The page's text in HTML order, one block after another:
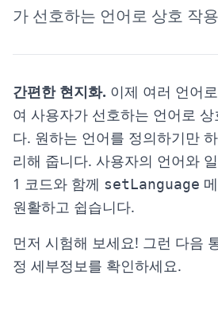
가 선호하는 언어로 상호 작
간편한 현지화. 이제 여러 언어
여 사용자가 선호하는 언어로
다. 원하는 언어를 정의하기만
리해 줍니다. 사용자의 언어와
1 코드와 함께 setLanguage
원활하고 쉽습니다.
먼저 시험해 보세요! 그런 다음
정 세부정보를 확인하세요.